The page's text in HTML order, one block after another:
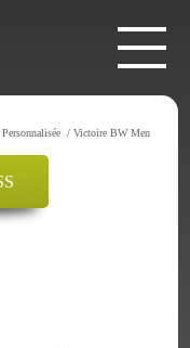
/ Victoire BW Men